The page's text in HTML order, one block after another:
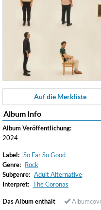
Auf die Merkliste
Album Info
Album Veröffentlichung:
2024
Label: So Far So Good
Genre: Rock
Subgenre: Adult Alternative
Interpret: The Coronas
Das Album enthält